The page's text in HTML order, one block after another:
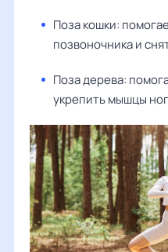
Поза кошки:
позвоночника и
Поза дерева:
укрепить мышцы